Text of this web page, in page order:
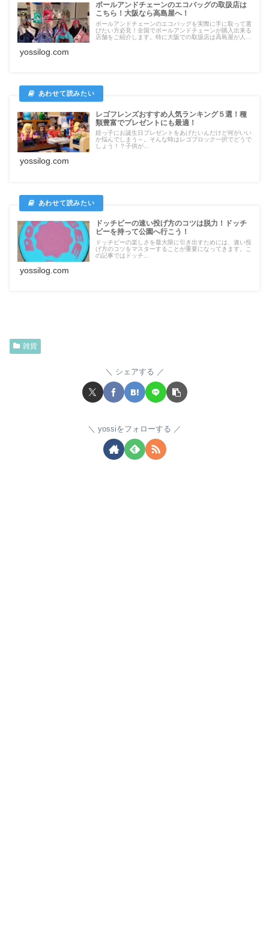
ボールアンドチェーンのエコバッグの取扱店は
こちら！大阪なら高島屋へ！
ボールアンドチェーンのエコバッグを実際に手に取って選
びたい方必見！全国でボールアンドチェーンが購入出来る
店舗をご紹介します。特に大阪での取扱店は高島屋が人気
yossilog.com
レゴフレンズおすすめ人気ランキング５選！種
類豊富でプレゼントにも最適！
姪っ子にお誕生日プレゼントをあげたいんだけど何がいい
か悩んでしまう～。そんな時はレゴブロック一択でどうで
しょう！？子供が...
yossilog.com
ドッチビーの速い投げ方のコツは脱力！ドッチ
ビーを持って公園へ行こう！
ドッチビーの楽しさを最大限に引き出すためには、速い投
げ方のコツをマスターすることが重要になってきます。こ
の記事ではドッチ...
yossilog.com
雑貨
シェアする
yossiをフォローする